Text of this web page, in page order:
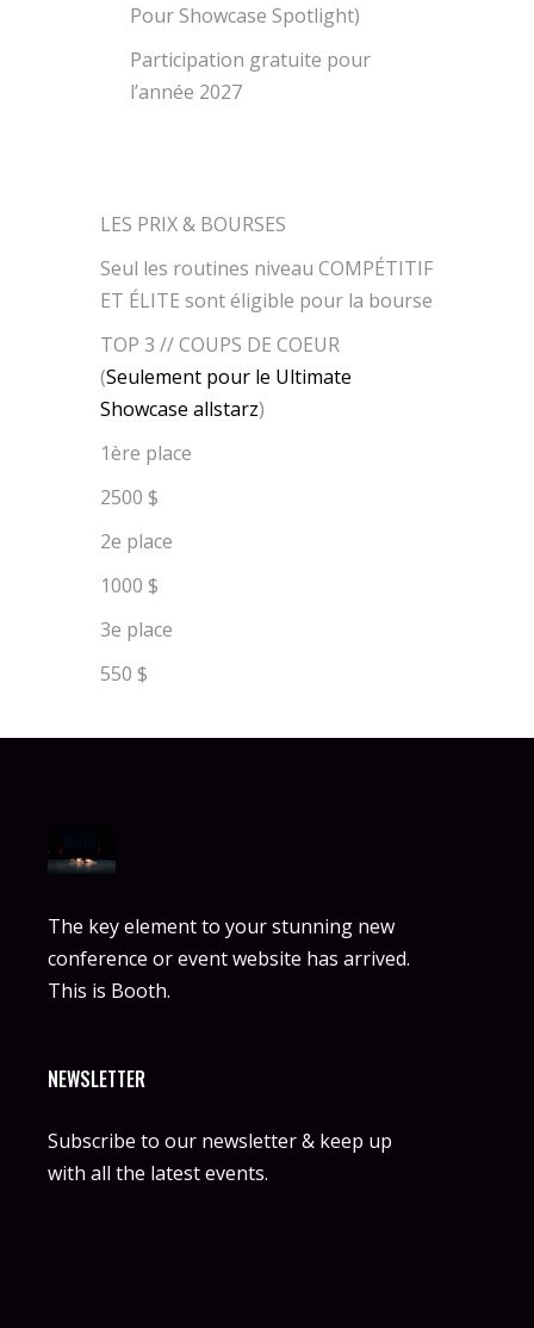
Pour Showcase Spotlight)
Participation gratuite pour
l’année 2027
LES PRIX & BOURSES
Seul les routines niveau COMPÉTITIF
ET ÉLITE sont éligible pour la bourse
TOP 3 // COUPS DE COEUR
(Seulement pour le Ultimate
Showcase allstarz)
1ère place
2500 $
2e place
1000 $
3e place
550 $
The key element to your stunning new
conference or event website has arrived.
This is Booth.
NEWSLETTER
Subscribe to our newsletter & keep up
with all the latest events.